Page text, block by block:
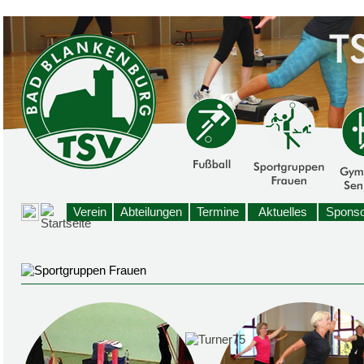
Verein Abteilungen Termine Aktuelles